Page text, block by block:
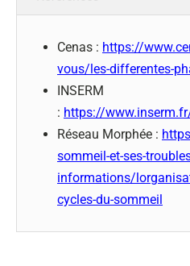
Cenas : https://
vous/les-differentes-
INSERM
: https://
Réseau Morphée :
sommeil-et-ses-
informations/
cycles-du-sommeil